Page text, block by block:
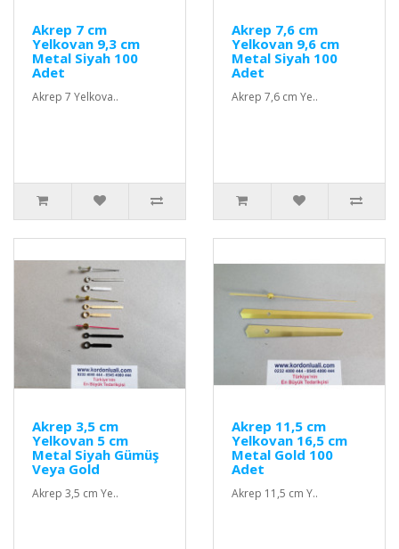
Akrep 7 cm
Yelkovan 9,3 cm
Metal Siyah 100
Adet
Akrep 7 Yelkova..
Akrep 7,6 cm
Yelkovan 9,6 cm
Metal Siyah 100
Adet
Akrep 7,6 cm Ye..
Akrep 3,5 cm
Yelkovan 5 cm
Metal Siyah Gümüş
Veya Gold
Akrep 3,5 cm Ye..
Akrep 11,5 cm
Yelkovan 16,5 cm
Metal Gold 100
Adet
Akrep 11,5 cm Y..